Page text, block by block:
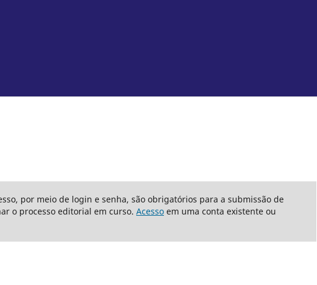
por meio de login e senha, são obrigatórios para a submissão de
o processo editorial em curso. Acesso em uma conta existente ou